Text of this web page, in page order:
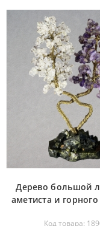
Дерево большой
аметиста и горного
Код товара: